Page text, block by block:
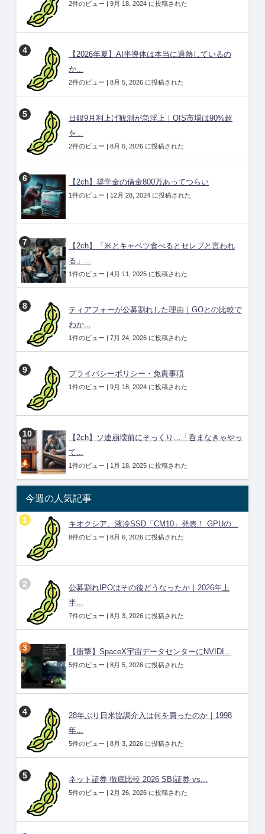
2件のビュー | 9月 18, 2024 に投稿された
【2026年夏】AI半導体は本当に過熱しているの
か...
2件のビュー | 8月 5, 2026 に投稿された
日銀9月利上げ観測が急浮上｜OIS市場は90%超
を...
2件のビュー | 8月 6, 2026 に投稿された
【2ch】奨学金の借金800万あってつらい
1件のビュー | 12月 28, 2024 に投稿された
【2ch】「米とキャベツ食べるとセレブと言われ
る」...
1件のビュー | 4月 11, 2025 に投稿された
ティアフォーが公募割れした理由｜GOとの比較で
わか...
1件のビュー | 7月 24, 2026 に投稿された
プライバシーポリシー・免責事項
1件のビュー | 9月 18, 2024 に投稿された
【2ch】ソ連崩壊前にそっくり…「呑まなきゃやっ
て...
1件のビュー | 1月 18, 2025 に投稿された
今週の人気記事
キオクシア、液冷SSD「CM10」発表！ GPUの...
8件のビュー | 8月 6, 2026 に投稿された
公募割れIPOはその後どうなったか｜2026年上
半...
7件のビュー | 8月 3, 2026 に投稿された
【衝撃】SpaceX宇宙データセンターにNVIDI...
5件のビュー | 8月 5, 2026 に投稿された
28年ぶり日米協調介入は何を買ったのか｜1998
年...
5件のビュー | 8月 3, 2026 に投稿された
ネット証券 徹底比較 2026 SBI証券 vs...
5件のビュー | 2月 26, 2026 に投稿された